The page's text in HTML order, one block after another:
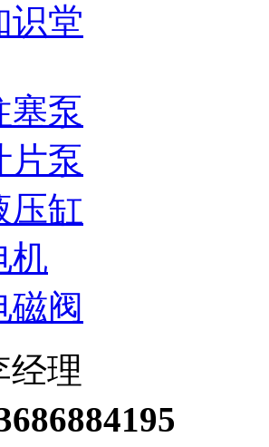
识堂
塞泵
片泵
压缸
机
磁阀
经理